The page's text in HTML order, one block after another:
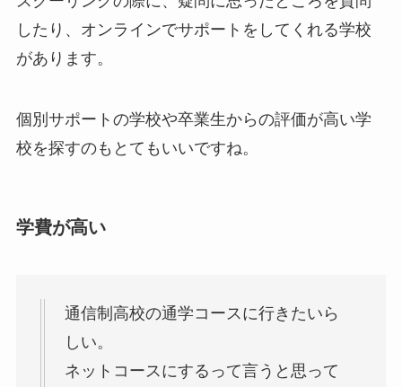
したり、オンラインでサポートをしてくれる学校
があります。
個別サポートの学校や卒業生からの評価が高い学
校を探すのもとてもいいですね。
学費が高い
通信制高校の通学コースに行きたいら
しい。
ネットコースにするって言うと思って